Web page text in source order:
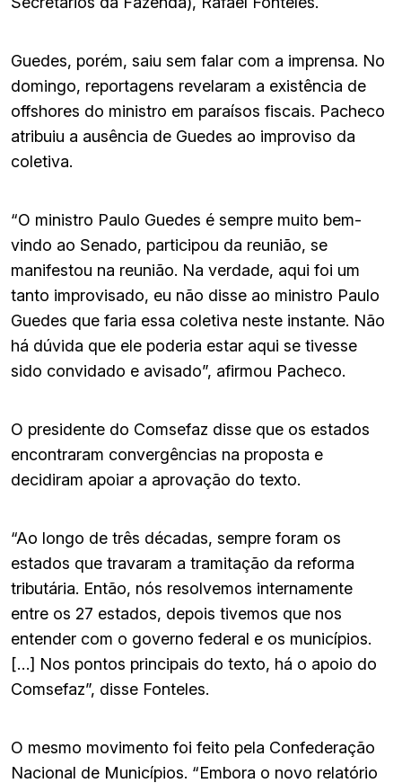
Guedes, porém, saiu sem falar com a imprensa. No
domingo, reportagens revelaram a existência de
offshores do ministro em paraísos fiscais. Pacheco
atribuiu a ausência de Guedes ao improviso da
coletiva.
“O ministro Paulo Guedes é sempre muito bem-
vindo ao Senado, participou da reunião, se
manifestou na reunião. Na verdade, aqui foi um
tanto improvisado, eu não disse ao ministro Paulo
Guedes que faria essa coletiva neste instante. Não
há dúvida que ele poderia estar aqui se tivesse
sido convidado e avisado”, afirmou Pacheco.
O presidente do Comsefaz disse que os estados
encontraram convergências na proposta e
decidiram apoiar a aprovação do texto.
“Ao longo de três décadas, sempre foram os
estados que travaram a tramitação da reforma
tributária. Então, nós resolvemos internamente
entre os 27 estados, depois tivemos que nos
entender com o governo federal e os municípios.
[…] Nos pontos principais do texto, há o apoio do
Comsefaz”, disse Fonteles.
O mesmo movimento foi feito pela Confederação
Nacional de Municípios. “Embora o novo relatório